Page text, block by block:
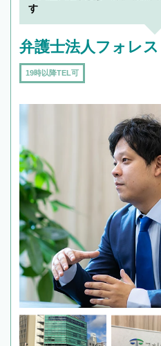
す
弁護士法人フォレ
19時以降TEL可